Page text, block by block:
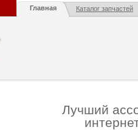
Главная Каталог запчастей
Лучший